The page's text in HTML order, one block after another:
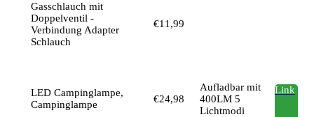
Gasschlauch mit
Doppelventil -
Verbindung Adapter
Schlauch
€11,99
LED Campinglampe,
Campinglampe
€24,98
Aufladbar mit
400LM 5
Lichtmodi
Link